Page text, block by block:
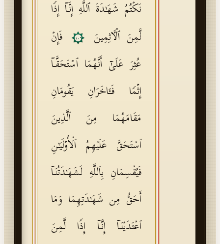
نَكۡتُمُ شَهَـٰدَةَ ٱللَّهِ إِنَّاۤ إِذࣰا
لَّمِنَ ٱلۡـَٔاثِمِینَ
١٠٦
فَإِنۡ
عُثِرَ عَلَىٰۤ أَنَّهُمَا ٱسۡتَحَقَّاۤ
إِثۡمࣰا فَـَٔاخَرَانِ یَقُومَانِ
مَقَامَهُمَا مِنَ ٱلَّذِینَ
ٱسۡتَحَقَّ عَلَیۡهِمُ ٱلۡأَوۡلَیَـٰنِ
فَیُقۡسِمَانِ بِٱللَّهِ لَشَهَـٰدَتُنَاۤ
أَحَقُّ مِن شَهَـٰدَتِهِمَا وَمَا
ٱعۡتَدَیۡنَاۤ إِنَّاۤ إِذࣰا لَّمِنَ